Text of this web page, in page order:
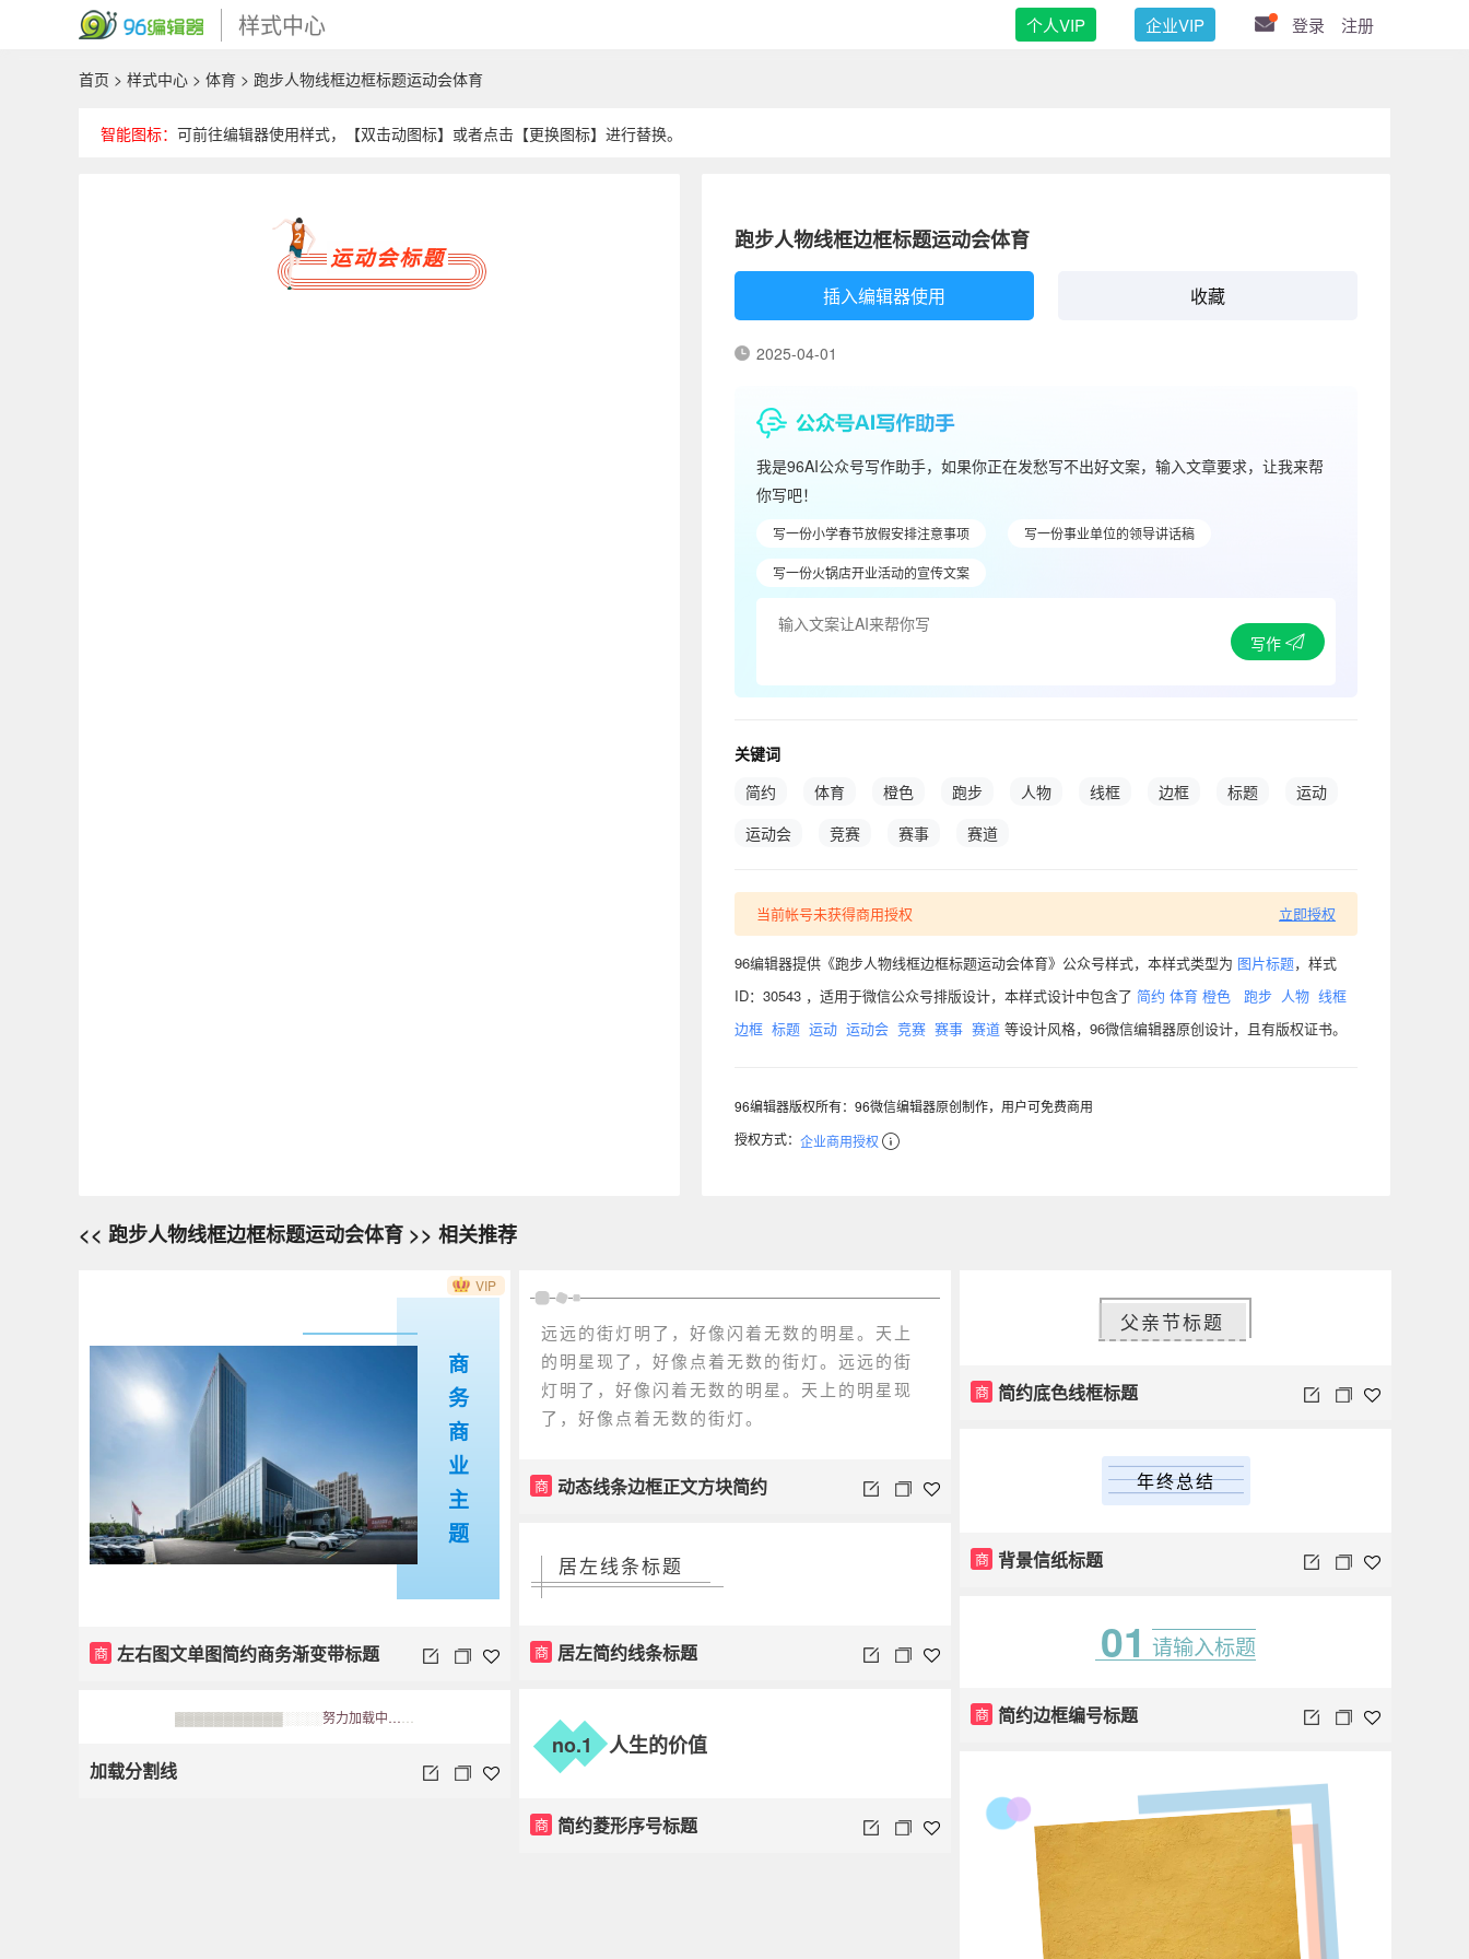
样式中心 个人VIP 企业VIP 登录 注册
首页 > 样式中心 > 体育 > 跑步人物线框边框标题运动会体育
智能图标： 可前往编辑器使用样式，【双击动图标】或者点击【更换图标】进行替换。
运动会标题
跑步人物线框边框标题运动会体育
插入编辑器使用 收藏
2025-04-01
我是96AI公众号写作助手，如果你正在发愁写不出好文案，输入文章要求，让我来帮
你写吧！
写一份小学春节放假安排注意事项 写一份事业单位的领导讲话稿
写一份火锅店开业活动的宣传文案
写作
关键词
简约
体育 橙色 跑步 人物 线框 边框 标题
运动
运动会
竞赛 赛事 赛道
当前帐号未获得商用授权 立即授权
96编辑器提供《跑步人物线框边框标题运动会体育》公众号样式，本样式类型为 图片标题，样式
ID：30543 ，适用于微信公众号排版设计，本样式设计中包含了 简约 体育 橙色 跑步 人物 线框
边框 标题 运动 运动会 竞赛 赛事 赛道 等设计风格，96微信编辑器原创设计，且有版权证书。
96编辑器版权所有：96微信编辑器原创制作，用户可免费商用
授权方式： 企业商用授权
<< 跑步人物线框边框标题运动会体育 >> 相关推荐
商
务
商
业
主
题
商 左右图文单图简约商务渐变带标题
VIP
远远的街灯明了，好像闪着无数的明星。天上
的明星现了，好像点着无数的街灯。远远的街
灯明了，好像闪着无数的明星。天上的明星现
了，好像点着无数的街灯。
商 动态线条边框正文方块简约
父亲节标题
商 简约底色线框标题
年终总结
商 背景信纸标题
居左线条标题
商 居左简约线条标题 01 请输入标题
商 简约边框编号标题
no.1 人生的价值
商 简约菱形序号标题
▓▓▓▓▓▓▓▓▓▓▓░░░░ 努力加载中…
加载分割线